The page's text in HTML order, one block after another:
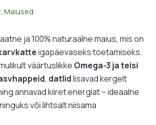
, Maiused
ja 100% naturaalne maius, mis on
igapäevaseks toetamiseks.
väärtuslikke Omega-3 ja teisi
, datlidlisavad kergelt
annavad kiiret energiat – ideaalne
või lihtsalt niisama